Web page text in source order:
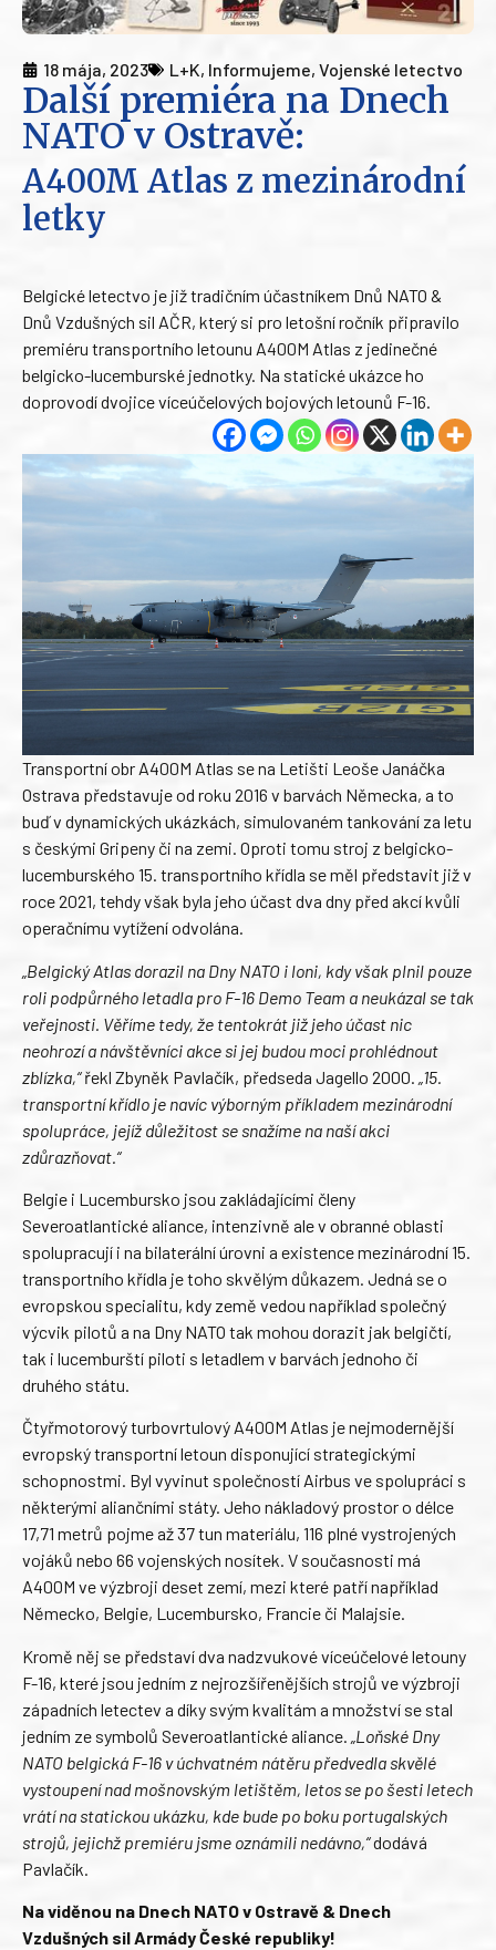
18 mája, 2023 L+K, Informujeme, Vojenské letectvo
Další premiéra na Dnech
NATO v Ostravě:
A400M Atlas z mezinárodní
letky
Belgické letectvo je již tradičním účastníkem Dnů NATO &
Dnů Vzdušných sil AČR, který si pro letošní ročník připravilo
premiéru transportního letounu A400M Atlas z jedinečné
belgicko-lucemburské jednotky. Na statické ukázce ho
doprovodí dvojice víceúčelových bojových letounů F-16.
Transportní obr A400M Atlas se na Letišti Leoše Janáčka
Ostrava představuje od roku 2016 v barvách Německa, a to
buď v dynamických ukázkách, simulovaném tankování za letu
s českými Gripeny či na zemi. Oproti tomu stroj z belgicko-
lucemburského 15. transportního křídla se měl představit již v
roce 2021, tehdy však byla jeho účast dva dny před akcí kvůli
operačnímu vytížení odvolána.
„Belgický Atlas dorazil na Dny NATO i loni, kdy však plnil pouze
roli podpůrného letadla pro F-16 Demo Team a neukázal se tak
veřejnosti. Věříme tedy, že tentokrát již jeho účast nic
neohrozí a návštěvníci akce si jej budou moci prohlédnout
zblízka,“řekl Zbyněk Pavlačík, předseda Jagello 2000.
„15.
transportní křídlo je navíc výborným příkladem mezinárodní
spolupráce, jejíž důležitost se snažíme na naší akci
zdůrazňovat.“
Belgie i Lucembursko jsou zakládajícími členy
Severoatlantické aliance, intenzivně ale v obranné oblasti
spolupracují i na bilaterální úrovni a existence mezinárodní 15.
transportního křídla je toho skvělým důkazem. Jedná se o
evropskou specialitu, kdy země vedou například společný
výcvik pilotů a na Dny NATO tak mohou dorazit jak belgičtí,
tak i lucemburští piloti s letadlem v barvách jednoho či
druhého státu.
Čtyřmotorový turbovrtulový A400M Atlas je nejmodernější
evropský transportní letoun disponující strategickými
schopnostmi. Byl vyvinut společností Airbus ve spolupráci s
některými aliančními státy. Jeho nákladový prostor o délce
17,71 metrů pojme až 37 tun materiálu, 116 plné vystrojených
vojáků nebo 66 vojenských nosítek. V současnosti má
A400M ve výzbroji deset zemí, mezi které patří například
Německo, Belgie, Lucembursko, Francie či Malajsie.
Kromě něj se představí dva nadzvukové víceúčelové letouny
F-16, které jsou jedním z nejrozšířenějších strojů ve výzbroji
západních letectev a díky svým kvalitám a množství se stal
jedním ze symbolů Severoatlantické aliance.
„Loňské Dny
NATO belgická F-16 v úchvatném nátěru předvedla skvělé
vystoupení nad mošnovským letištěm, letos se po šesti letech
vrátí na statickou ukázku, kde bude po boku portugalských
strojů, jejichž premiéru jsme oznámili nedávno,“dodává
Pavlačík.
Na viděnou na Dnech NATO v Ostravě & Dnech
Vzdušných sil Armády České republiky!